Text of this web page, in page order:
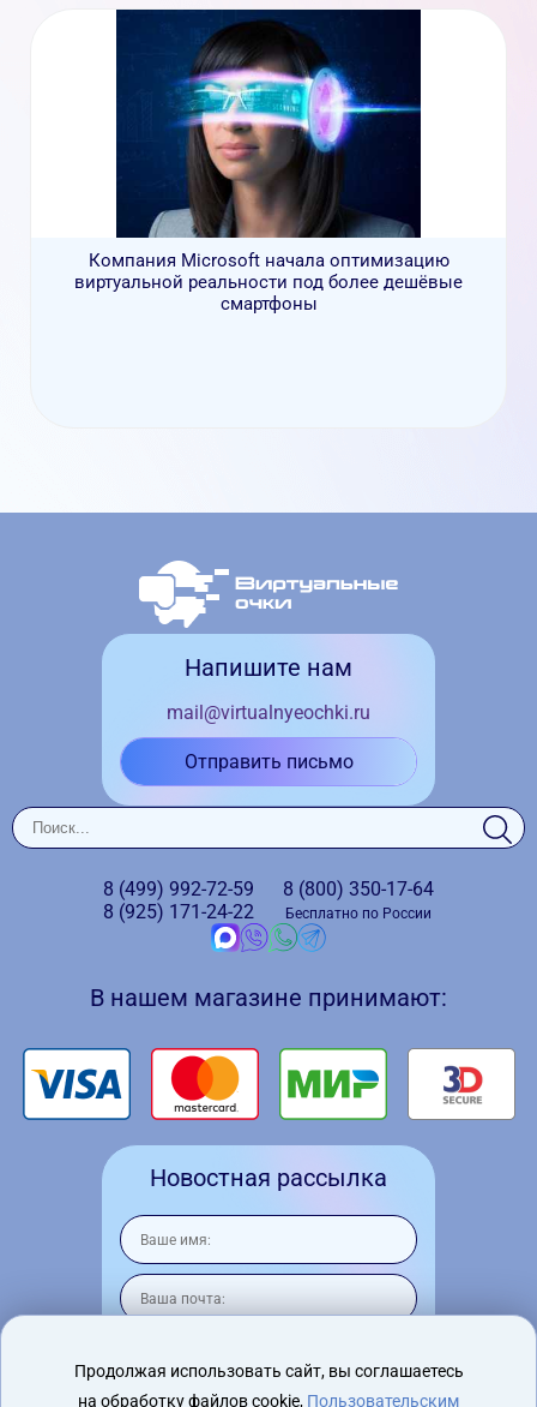
Компания Microsoft начала оптимизацию
виртуальной реальности под более дешёвые
смартфоны
Напишите нам
mail@virtualnyeochki.ru
Отправить письмо
8 (499) 992-72-59
8 (925) 171-24-22
8 (800) 350-17-64
Бесплатно по России
В нашем магазине принимают:
Новостная рассылка
Продолжая использовать сайт, вы соглашаетесь
на обработку файлов cookie, Пользовательским